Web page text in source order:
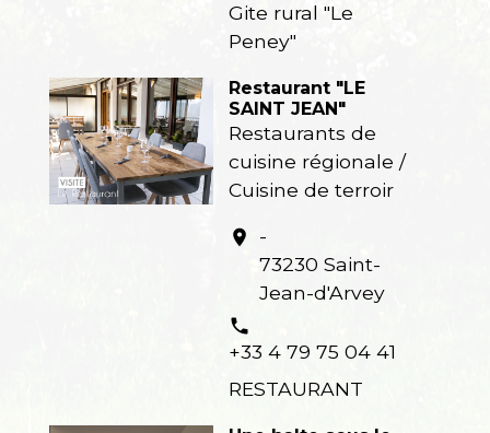
Gite rural "Le
Peney"
Restaurant "LE
SAINT JEAN"
Restaurants de
cuisine régionale /
Cuisine de terroir
location_on
-
73230 Saint-
Jean-d'Arvey
phone
+33 4 79 75 04 41
RESTAURANT